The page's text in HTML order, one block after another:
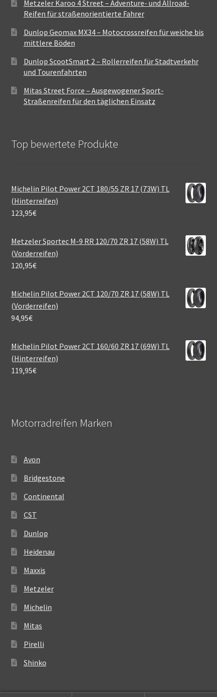
Metzeler Karoo 4 Street – Adventure- und Allroad-
Reifen für straßenorientierte Fahrer
Dunlop Geomax MX34 – Motocrossreifen für weiche bis
mittlere Böden
Dunlop ScootSmart 2 – Rollerreifen für Stadtverkehr
und Tourenfahrten
Mitas Street Force – Ausgewogener Sport-
Straßenreifen für den täglichen Einsatz
Top bewertete Produkte
Michelin Pilot Power 2CT 180/55 ZR 17 (73W) TL
(Hinterreifen)
123,95€
Metzeler Sportec M-9 RR 120/70 ZR 17 (58W) TL
(Vorderreifen)
120,95€
Michelin Pilot Power 2CT 120/70 ZR 17 (58W) TL
(Vorderreifen)
94,95€
Michelin Pilot Power 2CT 160/60 ZR 17 (69W) TL
(Hinterreifen)
119,95€
Motorradreifen Marken
Avon
Bridgestone
Continental
CST
Dunlop
Heidenau
Maxxis
Metzeler
Michelin
Mitas
Pirelli
Shinko